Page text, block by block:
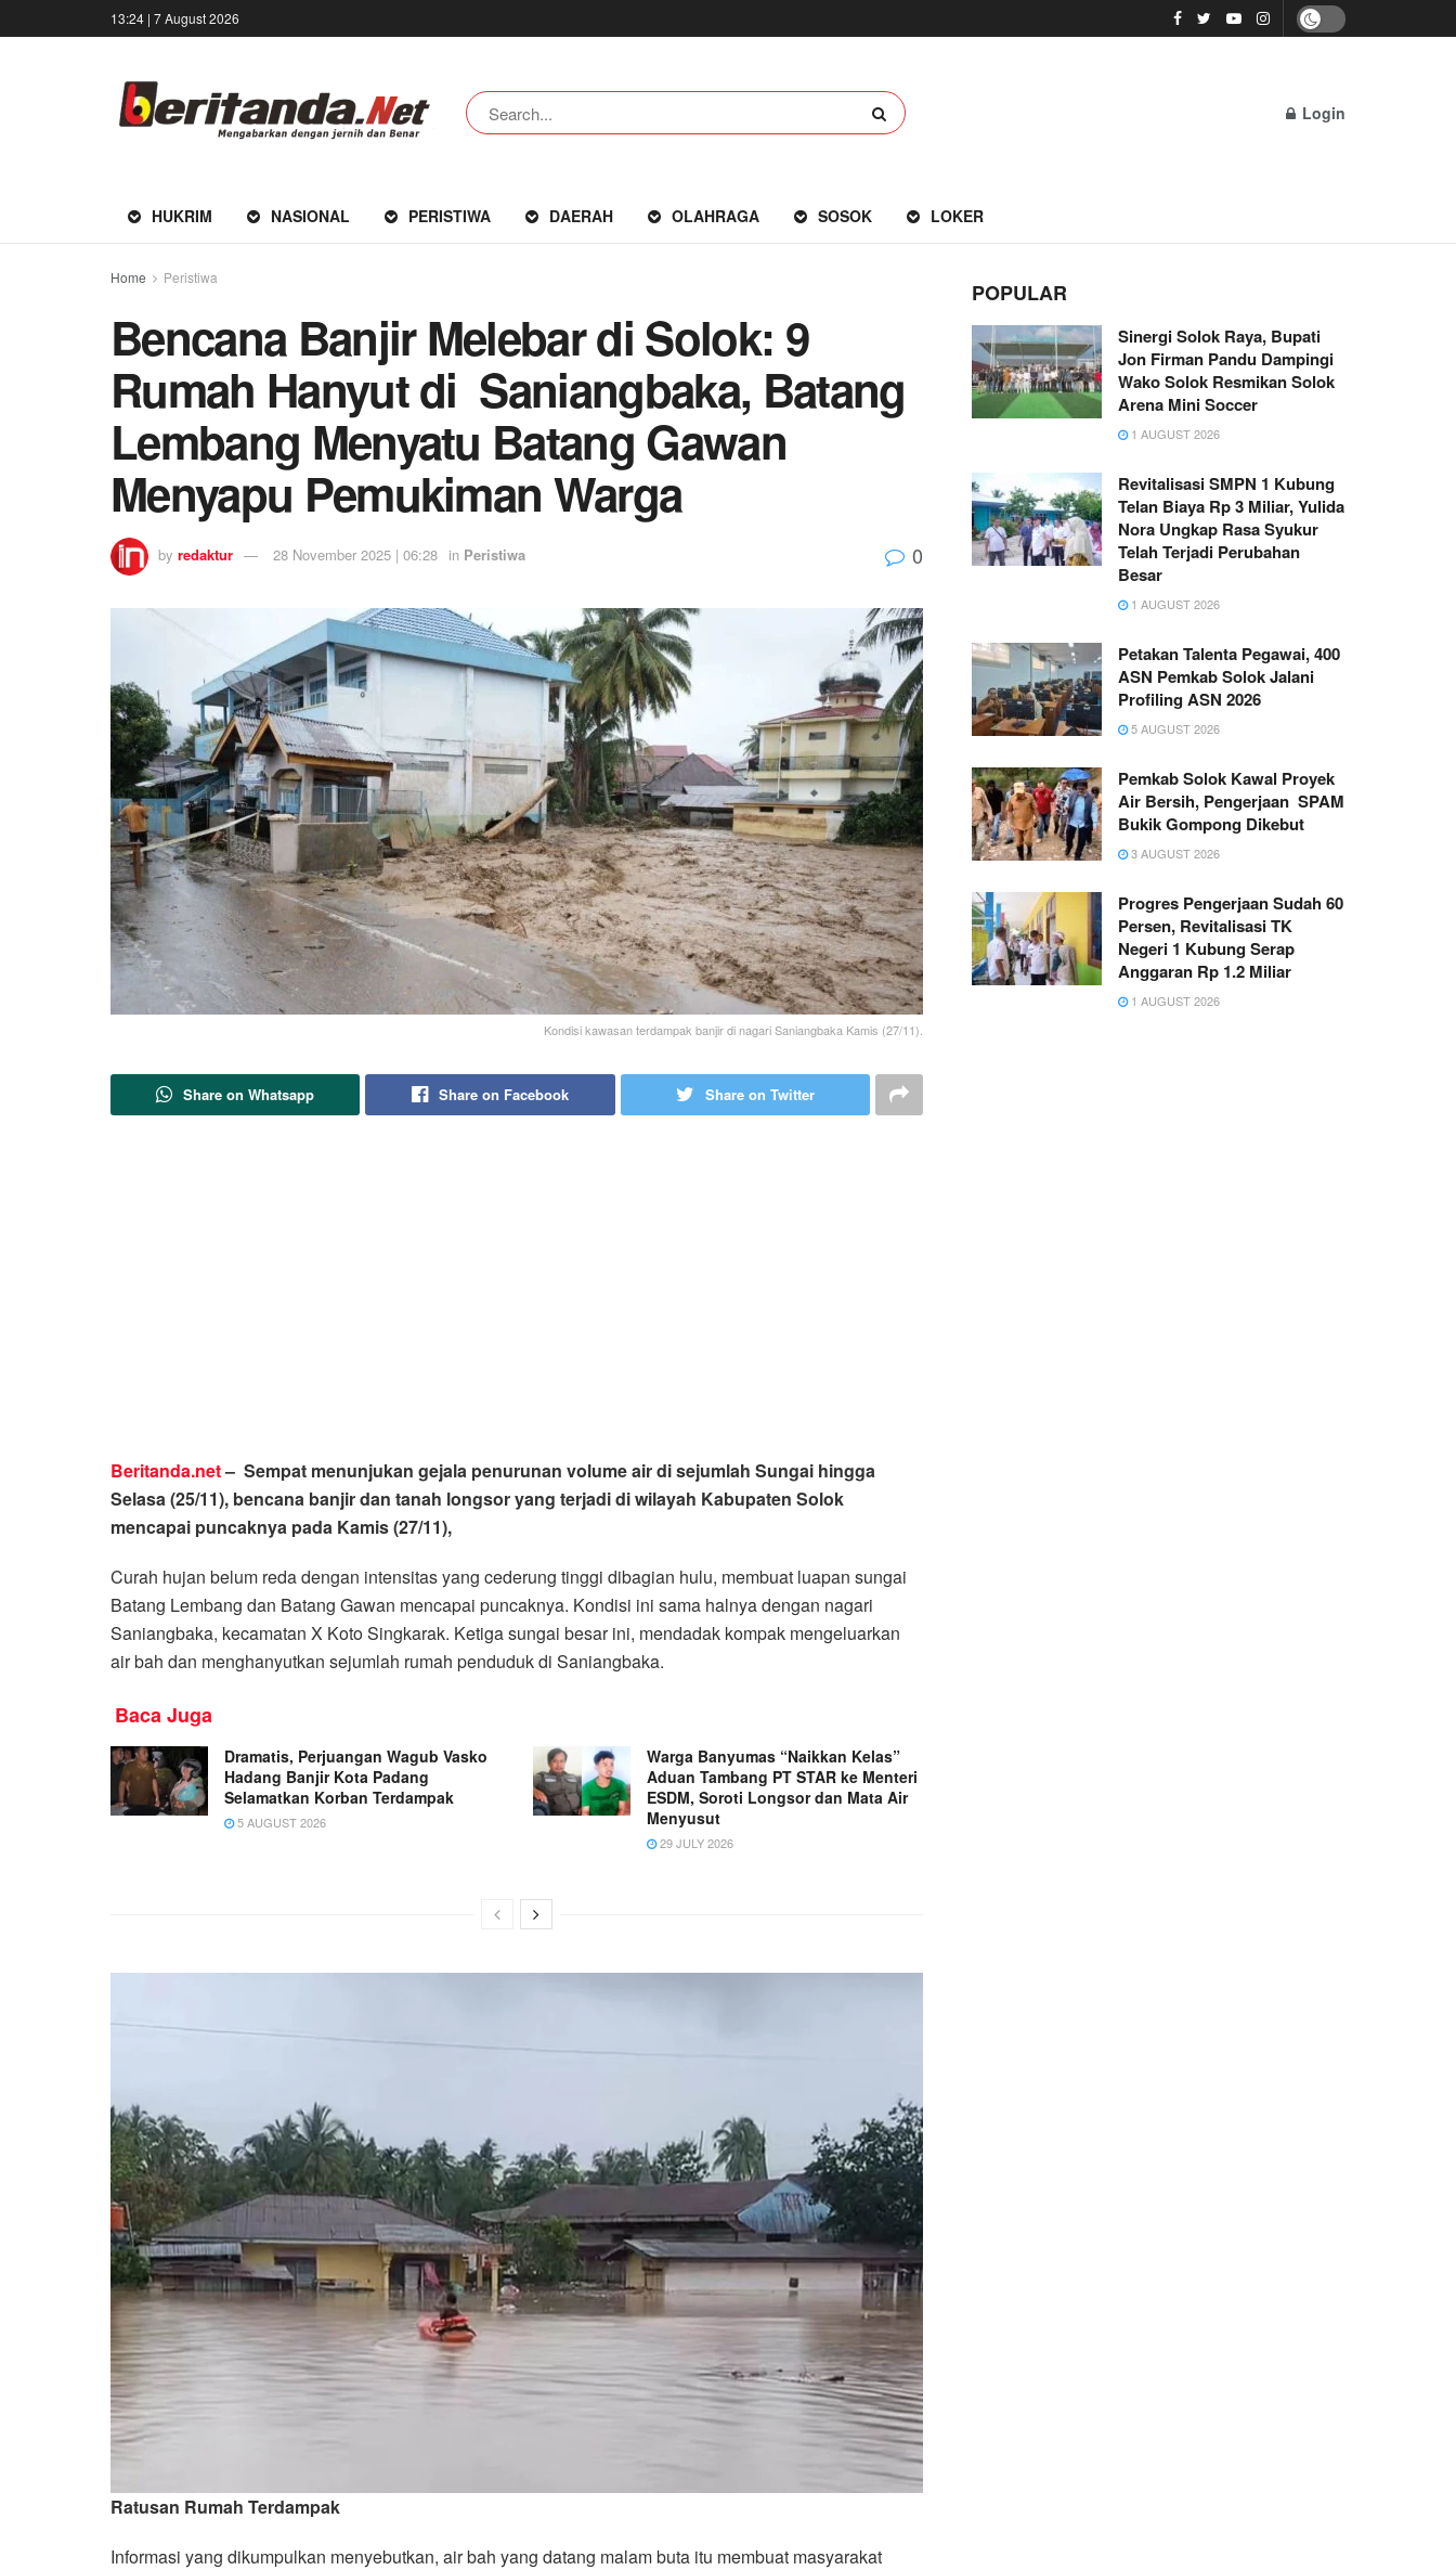
13:24 | 7 August 2026
Login
HUKRIM NASIONAL PERISTIWA DAERAH OLAHRAGA SOSOK LOKER
Home Peristiwa
Bencana Banjir Melebar di Solok: 9
Rumah Hanyut di Saniangbaka, Batang
Lembang Menyatu Batang Gawan
Menyapu Pemukiman Warga
by redaktur 28 November 2025 | 06:28 in Peristiwa 0
Kondisi kawasan terdampak banjir di nagari Saniangbaka Kamis (27/11).
Share on Whatsapp Share on Facebook Share on Twitter
Beritanda.net– Sempat menunjukan gejala penurunan volume air di sejumlah Sungai hingga
Selasa (25/11), bencana banjir dan tanah longsor yang terjadi di wilayah Kabupaten Solok
mencapai puncaknya pada Kamis (27/11),
Curah hujan belum reda dengan intensitas yang cederung tinggi dibagian hulu, membuat luapan sungai
Batang Lembang dan Batang Gawan mencapai puncaknya. Kondisi ini sama halnya dengan nagari
Saniangbaka, kecamatan X Koto Singkarak. Ketiga sungai besar ini, mendadak kompak mengeluarkan
air bah dan menghanyutkan sejumlah rumah penduduk di Saniangbaka.
Baca Juga
Dramatis, Perjuangan Wagub Vasko
Hadang Banjir Kota Padang
Selamatkan Korban Terdampak
5 AUGUST 2026
Warga Banyumas “Naikkan Kelas”
Aduan Tambang PT STAR ke Menteri
ESDM, Soroti Longsor dan Mata Air
Menyusut
29 JULY 2026
Ratusan Rumah Terdampak
Informasi yang dikumpulkan menyebutkan, air bah yang datang malam buta itu membuat masyarakat
POPULAR
Sinergi Solok Raya, Bupati
Jon Firman Pandu Dampingi
Wako Solok Resmikan Solok
Arena Mini Soccer
1 AUGUST 2026
Revitalisasi SMPN 1 Kubung
Telan Biaya Rp 3 Miliar, Yulida
Nora Ungkap Rasa Syukur
Telah Terjadi Perubahan
Besar
1 AUGUST 2026
Petakan Talenta Pegawai, 400
ASN Pemkab Solok Jalani
Profiling ASN 2026
5 AUGUST 2026
Pemkab Solok Kawal Proyek
Air Bersih, Pengerjaan SPAM
Bukik Gompong Dikebut
3 AUGUST 2026
Progres Pengerjaan Sudah 60
Persen, Revitalisasi TK
Negeri 1 Kubung Serap
Anggaran Rp 1.2 Miliar
1 AUGUST 2026